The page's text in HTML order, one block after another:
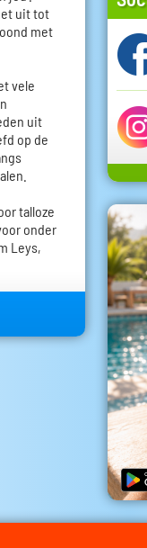
uit tot
met
vele
uit
op de
talloze
onder
Leys,